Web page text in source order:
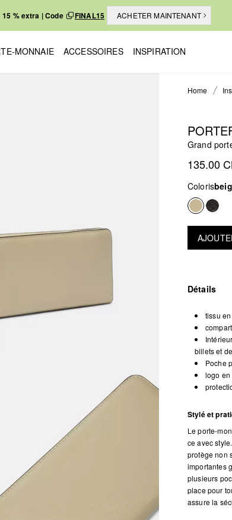
15 % extra | Code FINAL15 ACHETER MAINTENANT
MONNAIE ACCESSOIRES INSPIRATION
Home
Grand
135.00
Coloris
Détails
tissu
billets et
Poche
logo en
Stylé et
Le porte-
ce avec
protège non
importantes
plusieurs
place pour
assure la